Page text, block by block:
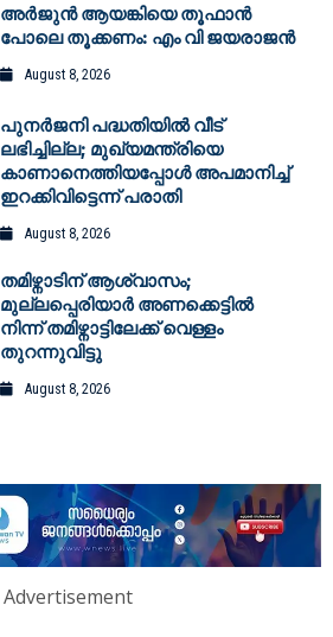
അർജുൻ ആയങ്കിയെ തൂഫാൻ
പോലെ തൂക്കണം: എം വി ജയരാജൻ
August 8, 2026
പുനർജനി പദ്ധതിയിൽ വീട്
ലഭിച്ചില്ല; മുഖ്യമന്ത്രിയെ
കാണാനെത്തിയപ്പോൾ അപമാനിച്ച്
ഇറക്കിവിട്ടെന്ന് പരാതി
August 8, 2026
തമിഴ്നാടിന് ആശ്വാസം;
മുല്ലപ്പെരിയാർ അണക്കെട്ടിൽ
നിന്ന് തമിഴ്നാട്ടിലേക്ക് വെള്ളം
തുറന്നുവിട്ടു
August 8, 2026
Advertisement